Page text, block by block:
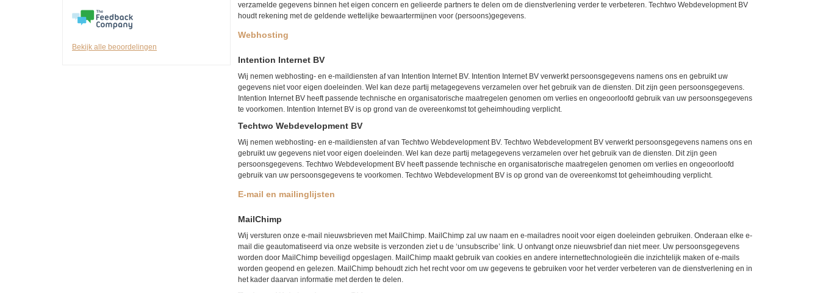
Bekijk alle beoordelingen
verzamelde gegevens binnen het eigen concern en gelieerde partners te delen om de dienstverlening verder te verbeteren. Techtwo Webdevelopment BV
houdt rekening met de geldende wettelijke bewaartermijnen voor (persoons)gegevens.
Webhosting
Intention Internet BV
Wij nemen webhosting- en e-maildiensten af van Intention Internet BV. Intention Internet BV verwerkt persoonsgegevens namens ons en gebruikt uw
gegevens niet voor eigen doeleinden. Wel kan deze partij metagegevens verzamelen over het gebruik van de diensten. Dit zijn geen persoonsgegevens.
Intention Internet BV heeft passende technische en organisatorische maatregelen genomen om verlies en ongeoorloofd gebruik van uw persoonsgegevens
te voorkomen. Intention Internet BV is op grond van de overeenkomst tot geheimhouding verplicht.
Techtwo Webdevelopment BV
Wij nemen webhosting- en e-maildiensten af van Techtwo Webdevelopment BV. Techtwo Webdevelopment BV verwerkt persoonsgegevens namens ons en
gebruikt uw gegevens niet voor eigen doeleinden. Wel kan deze partij metagegevens verzamelen over het gebruik van de diensten. Dit zijn geen
persoonsgegevens. Techtwo Webdevelopment BV heeft passende technische en organisatorische maatregelen genomen om verlies en ongeoorloofd
gebruik van uw persoonsgegevens te voorkomen. Techtwo Webdevelopment BV is op grond van de overeenkomst tot geheimhouding verplicht.
E-mail en mailinglijsten
MailChimp
Wij versturen onze e-mail nieuwsbrieven met MailChimp. MailChimp zal uw naam en e-mailadres nooit voor eigen doeleinden gebruiken. Onderaan elke e-
mail die geautomatiseerd via onze website is verzonden ziet u de ‘unsubscribe’ link. U ontvangt onze nieuwsbrief dan niet meer. Uw persoonsgegevens
worden door MailChimp beveiligd opgeslagen. MailChimp maakt gebruik van cookies en andere internettechnologieën die inzichtelijk maken of e-mails
worden geopend en gelezen. MailChimp behoudt zich het recht voor om uw gegevens te gebruiken voor het verder verbeteren van de dienstverlening en in
het kader daarvan informatie met derden te delen.